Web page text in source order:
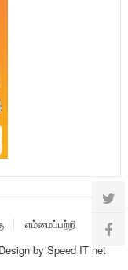
எம்மைப்பற்றி
Design by Speed IT net